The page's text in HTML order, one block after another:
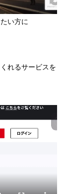
い方に
れるサービスを